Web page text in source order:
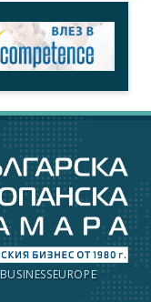
BUSINESSEUROPE